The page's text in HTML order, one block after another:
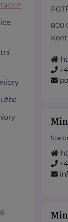
800